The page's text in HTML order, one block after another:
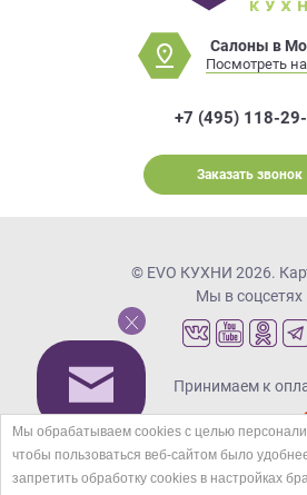
Салоны в
Посмотреть на
+7 (495) 118-
Заказать звонок
© EVO КУХНИ 2026.
Мы в соцсетях
Принимаем к
Кредиты и
Мы обрабатываем cookies с целью
чтобы пользоваться веб-сайтом было
запретить обработку сookies в настройках